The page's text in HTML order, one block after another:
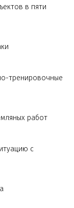
в пяти
тренировочные
работ
с